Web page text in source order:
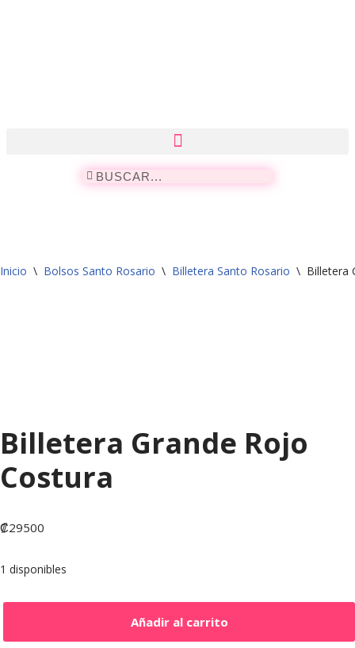
Inicio \ Bolsos Santo Rosario \ Billetera Santo Rosario \ Billetera
Billetera Grande Rojo
Costura
₡29500
1 disponibles
Añadir al carrito